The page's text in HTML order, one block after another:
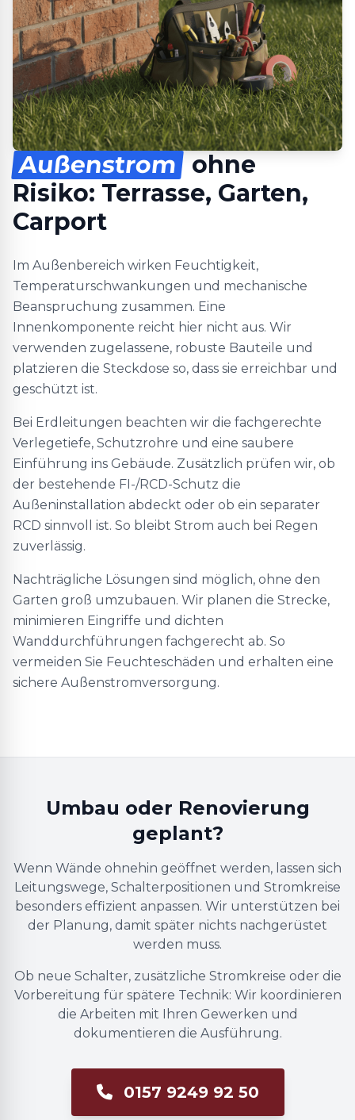
Außenstrom ohne
Risiko: Terrasse, Garten,
Carport
Im Außenbereich wirken Feuchtigkeit,
Temperaturschwankungen und mechanische
Beanspruchung zusammen. Eine
Innenkomponente reicht hier nicht aus. Wir
verwenden zugelassene, robuste Bauteile und
platzieren die Steckdose so, dass sie erreichbar und
geschützt ist.
Bei Erdleitungen beachten wir die fachgerechte
Verlegetiefe, Schutzrohre und eine saubere
Einführung ins Gebäude. Zusätzlich prüfen wir, ob
der bestehende FI-/RCD-Schutz die
Außeninstallation abdeckt oder ob ein separater
RCD sinnvoll ist. So bleibt Strom auch bei Regen
zuverlässig.
Nachträgliche Lösungen sind möglich, ohne den
Garten groß umzubauen. Wir planen die Strecke,
minimieren Eingriffe und dichten
Wanddurchführungen fachgerecht ab. So
vermeiden Sie Feuchteschäden und erhalten eine
sichere Außenstromversorgung.
Umbau oder Renovierung
geplant?
Wenn Wände ohnehin geöffnet werden, lassen sich
Leitungswege, Schalterpositionen und Stromkreise
besonders effizient anpassen. Wir unterstützen bei
der Planung, damit später nichts nachgerüstet
werden muss.
Ob neue Schalter, zusätzliche Stromkreise oder die
Vorbereitung für spätere Technik: Wir koordinieren
die Arbeiten mit Ihren Gewerken und
dokumentieren die Ausführung.
0157 9249 92 50